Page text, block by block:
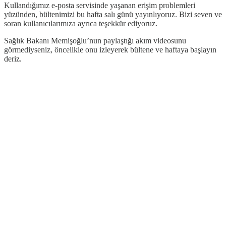
Kullandığımız e-posta servisinde yaşanan erişim problemleri
yüzünden, bültenimizi bu hafta salı günü yayınlıyoruz. Bizi seven ve
soran kullanıcılarımıza ayrıca teşekkür ediyoruz.
Sağlık Bakanı Memişoğlu’nun paylaştığı akım videosunu
görmediyseniz, öncelikle onu izleyerek bültene ve haftaya başlayın
deriz.